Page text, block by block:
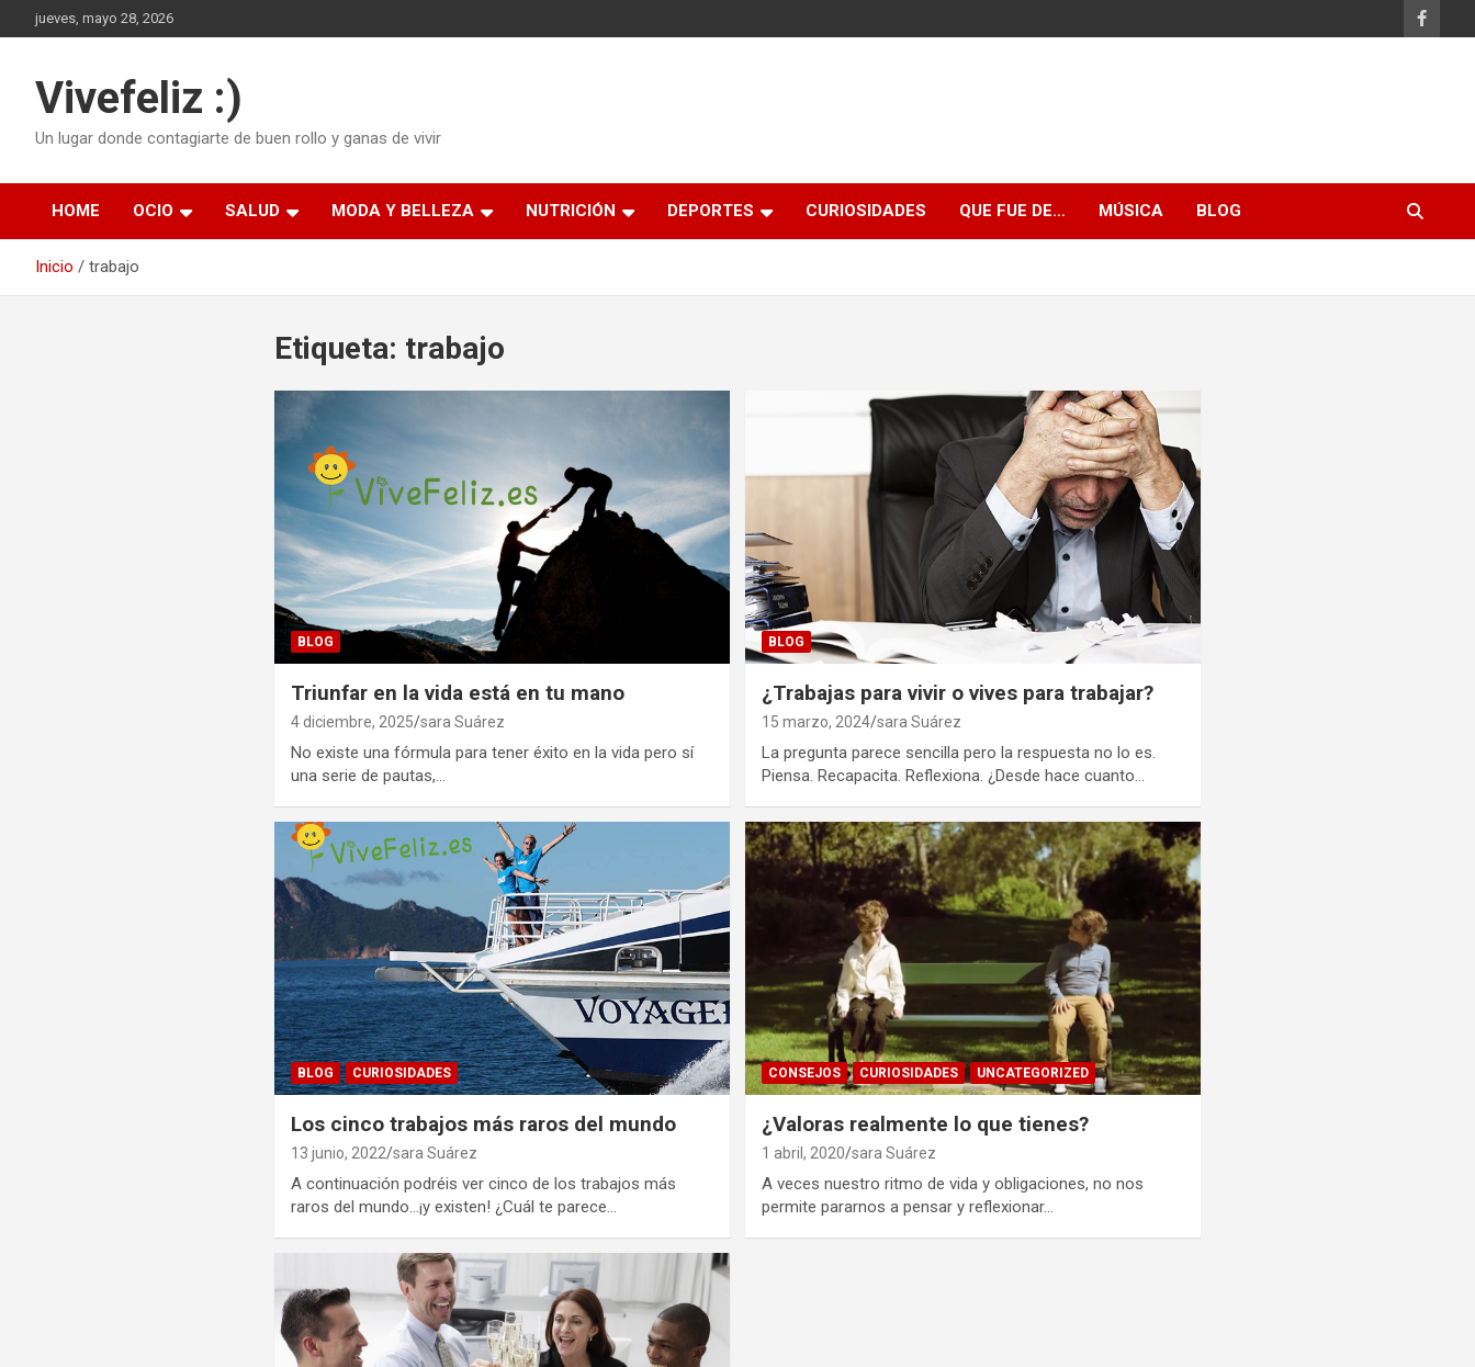
Saltar
al
jueves, mayo 28, 2026
Vivefeliz :)
Un lugar donde contagiarte de buen rollo y ganas de vivir
HOME OCIO SALUD MODA Y BELLEZA NUTRICIÓN DEPORTES CURIOSIDADES QUE FUE DE… MÚSICA BLOG
Inicio trabajo
Etiqueta: trabajo
BLOG
Triunfar en la vida está en tu mano
4 diciembre, 2025 sara Suárez
No existe una fórmula para tener éxito en la vida pero sí
una serie de pautas,…
BLOG
¿Trabajas para vivir o vives para trabajar?
15 marzo, 2024 sara Suárez
La pregunta parece sencilla pero la respuesta no lo es.
Piensa. Recapacita. Reflexiona. ¿Desde hace cuanto…
BLOG CURIOSIDADES
Los cinco trabajos más raros del mundo
13 junio, 2022 sara Suárez
A continuación podréis ver cinco de los trabajos más
raros del mundo…¡y existen! ¿Cuál te parece…
CONSEJOS CURIOSIDADES UNCATEGORIZED
¿Valoras realmente lo que tienes?
1 abril, 2020 sara Suárez
A veces nuestro ritmo de vida y obligaciones, no nos
permite pararnos a pensar y reflexionar…